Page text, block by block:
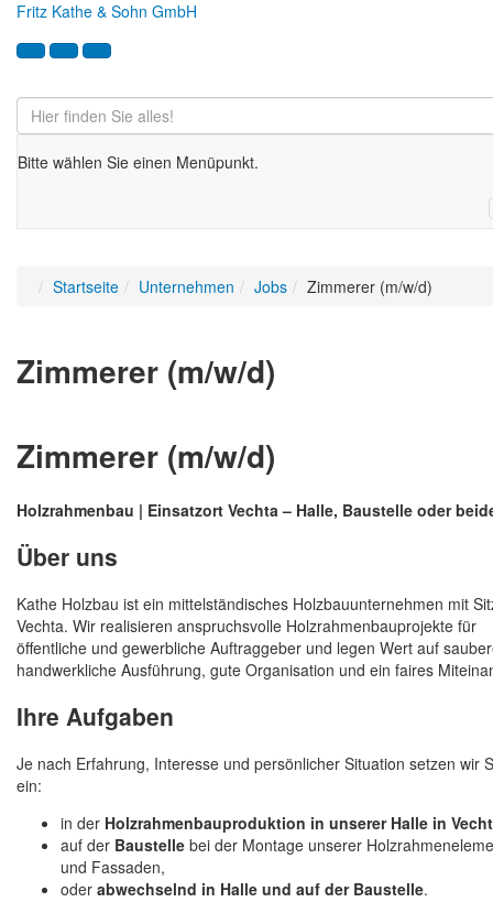
Fritz Kathe & Sohn GmbH
Bitte wählen Sie einen Menüpunkt.
Startseite Unternehmen Jobs Zimmerer (m/w/d)
Zimmerer (m/w/d)
Zimmerer (m/w/d)
Holzrahmenbau | Einsatzort Vechta – Halle, Baustelle oder
Über uns
Kathe Holzbau ist ein mittelständisches Holzbauunternehmen mit
Vechta. Wir realisieren anspruchsvolle Holzrahmenbauprojekte für
öffentliche und gewerbliche Auftraggeber und legen Wert auf
handwerkliche Ausführung, gute Organisation und ein faires
Ihre Aufgaben
Je nach Erfahrung, Interesse und persönlicher Situation setzen wir
ein:
in der Holzrahmenbauproduktion in unserer Halle in
auf der Baustelle bei der Montage unserer
und Fassaden,
oder abwechselnd in Halle und auf der Baustelle.